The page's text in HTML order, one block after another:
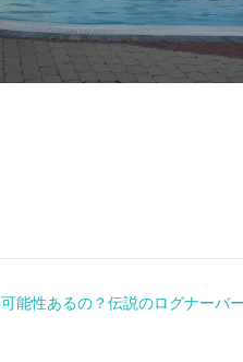
？伝説のログナーバートブルーマウ！（チェックイ